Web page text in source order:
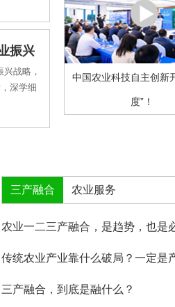
振兴
战略，
深学细
中国农业科技自主创新
度”！
三产融合 农业服务
农业一二三产融合，是趋势，也是必
传统农业产业靠什么破局？一定是产
三产融合，到底是融什么？